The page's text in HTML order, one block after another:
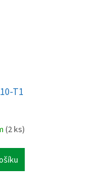
T1
(2 ks)